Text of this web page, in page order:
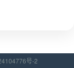
号-2